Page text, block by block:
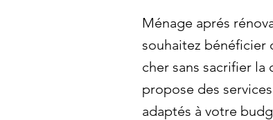
Ménage aprés
souhaitez bénéficier
cher sans sacrifier la
propose des
adaptés à votre